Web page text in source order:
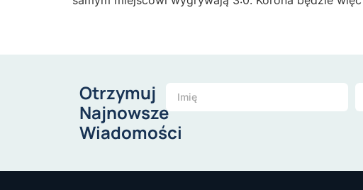
Otrzymuj
Najnowsze
Wiadomości